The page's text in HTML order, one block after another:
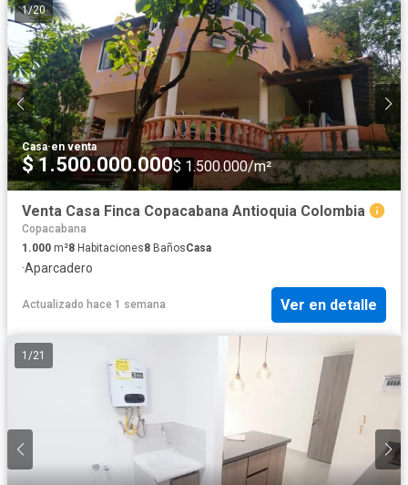
1/20
Casa·en venta
$ 1.500.000.000$ 1.500.000/m²
Venta Casa Finca Copacabana Antioquia Colombia
Copacabana
1.000 m²8 Habitaciones8 BañosCasa
·Aparcadero
Actualizado hace 1 semana Ver en detalle
1 /21